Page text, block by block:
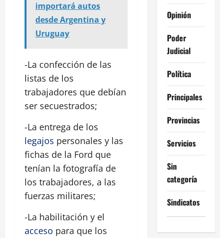
importará autos
desde Argentina y
Uruguay
-La confección de las
listas de los
trabajadores que debían
ser secuestrados;
-La entrega de los
legajos personales y las
fichas de la Ford que
tenían la fotografía de
los trabajadores, a las
fuerzas militares;
-La habilitación y el
acceso para que los
Opinión
Poder
Judicial
Política
Principales
Provincias
Servicios
Sin
categoría
Sindicatos